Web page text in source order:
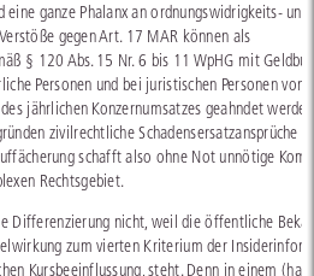
ganze Phalanx an ordnungswidrigkeits- und
gegen Art. 17 MAR können als
§ 120 Abs. 15 Nr. 6 bis 11 WpHG mit
Personen und bei juristischen Personen von
jährlichen Konzernumsatzes geahndet
zivilrechtliche Schadensersatzansprüche
schafft also ohne Not unnötige
Rechtsgebiet.
Differenzierung nicht, weil die öffentliche
zum vierten Kriterium der
Kursbeeinflussung, steht. Denn in einem